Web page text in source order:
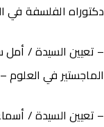
دكتوراه الفلسفة في
– تعيين السيدة /
الماجستير في العلوم –
– تعيين السيدة /